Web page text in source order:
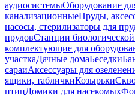
аудиосистемыОборудование
канализационныеПруды,
насосы, стерилизаторы для
прудовСтанции
комплектующие для
участкаДачные домаБеседки
сараиАксессуары для
ящики, табличкиКозырьки
птицДомики для насекомых